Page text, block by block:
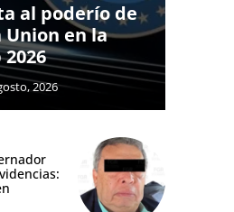
al poderío de
en la
2026